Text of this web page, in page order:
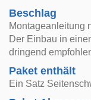
Beschlag
Montageanleitung
Der Einbau in
dringend
Paket enthält
Ein Satz